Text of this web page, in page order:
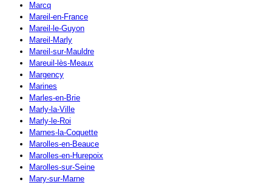
Marcq
Mareil-en-France
Mareil-le-Guyon
Mareil-Marly
Mareil-sur-Mauldre
Mareuil-lès-Meaux
Margency
Marines
Marles-en-Brie
Marly-la-Ville
Marly-le-Roi
Marnes-la-Coquette
Marolles-en-Beauce
Marolles-en-Hurepoix
Marolles-sur-Seine
Mary-sur-Marne